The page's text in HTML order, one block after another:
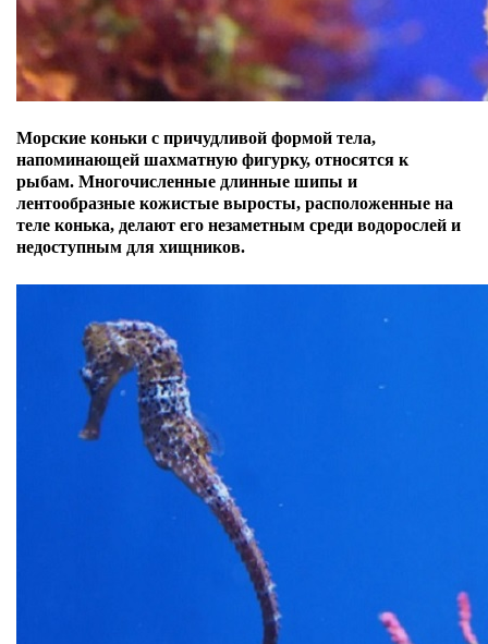
Морские коньки с причудливой формой тела,
напоминающей шахматную фигурку, относятся к
рыбам. Многочисленные длинные шипы и
лентообразные кожистые выросты, расположенные на
теле конька, делают его незаметным среди водорослей и
недоступным для хищников.